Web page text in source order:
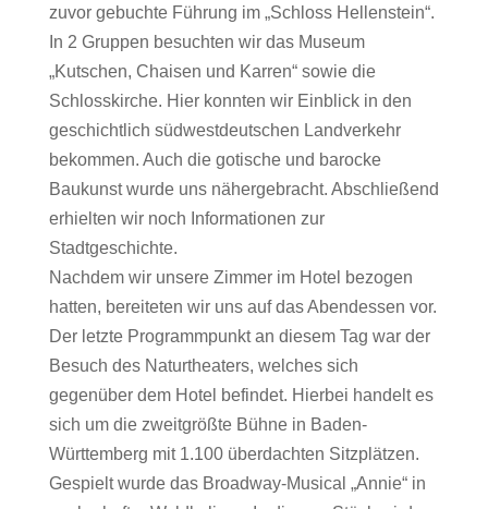
zuvor gebuchte Führung im „Schloss Hellenstein“.
In 2 Gruppen besuchten wir das Museum
„Kutschen, Chaisen und Karren“ sowie die
Schlosskirche. Hier konnten wir Einblick in den
geschichtlich südwestdeutschen Landverkehr
bekommen. Auch die gotische und barocke
Baukunst wurde uns nähergebracht. Abschließend
erhielten wir noch Informationen zur
Stadtgeschichte.
Nachdem wir unsere Zimmer im Hotel bezogen
hatten, bereiteten wir uns auf das Abendessen vor.
Der letzte Programmpunkt an diesem Tag war der
Besuch des Naturtheaters, welches sich
gegenüber dem Hotel befindet. Hierbei handelt es
sich um die zweitgrößte Bühne in Baden-
Württemberg mit 1.100 überdachten Sitzplätzen.
Gespielt wurde das Broadway-Musical „Annie“ in